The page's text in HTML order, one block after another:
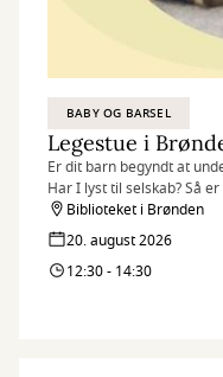
BABY OG BARSEL
Legestue i
Er dit barn begyndt at
Har I lyst til selskab? Så
Biblioteket i Brønden
20. august 2026
12:30 - 14:30